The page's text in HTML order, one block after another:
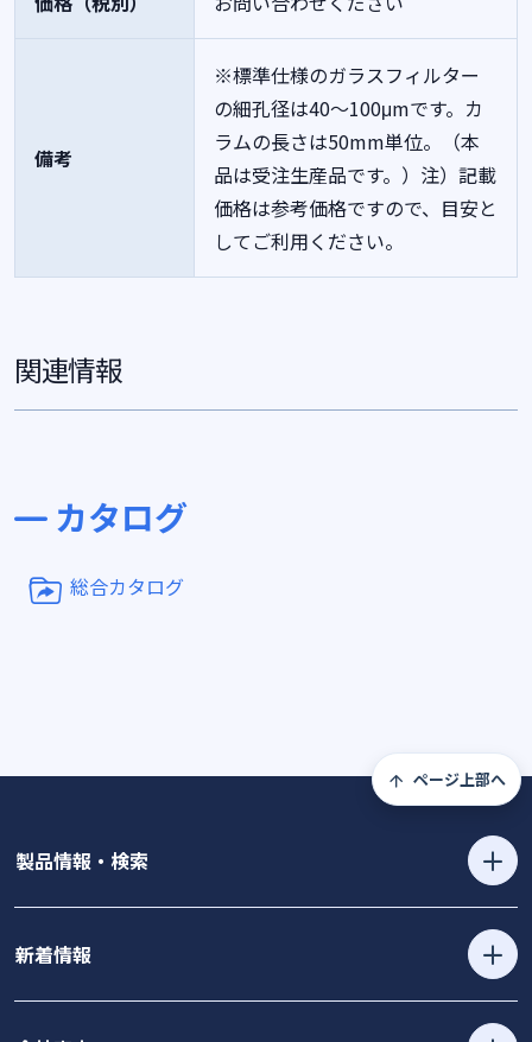
備考
※標準仕様のガラスフィルター
の細孔径は40～100μmです。カ
ラムの長さは50mm単位。（本
品は受注生産品です。）注）記載
価格は参考価格ですので、目安と
してご利用ください。
関連情報
カタログ
総合カタログ
ページ上部へ
製品情報・検索
新着情報